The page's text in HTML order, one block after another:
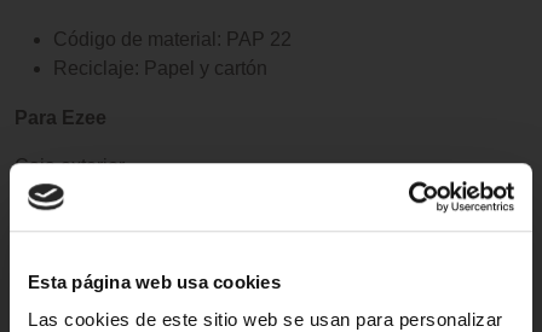
Esta página web usa cookies
Las cookies de este sitio web se usan para personalizar
Código de material: PAP 22
Reciclaje: Papel y cartón
Para Ezee
Caja exterior
Código de material: PAP 21
Blíster de los cartuchos